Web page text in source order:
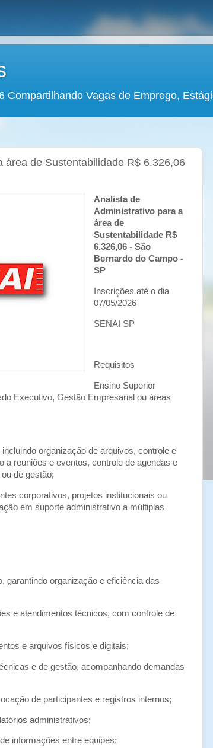
Compartilhando Vagas de Emprego,
área de Sustentabilidade R$ 6.326,06
Analista de
Administrativo para a
área de
Sustentabilidade R$
6.326,06 - São
Bernardo do Campo -
SP
Inscrições até o dia
07/05/2026
SENAI SP
Requisitos
Ensino Superior
Executivo, Gestão Empresarial ou áreas
organização de arquivos, controle e
a reuniões e eventos, controle de agendas e
de gestão;
corporativos, projetos institucionais ou
em suporte administrativo a múltiplas
garantindo organização e eficiência das
e atendimentos técnicos, com controle de
e arquivos físicos e digitais;
e de gestão, acompanhando demandas
de participantes e registros internos;
administrativos;
informações entre equipes;